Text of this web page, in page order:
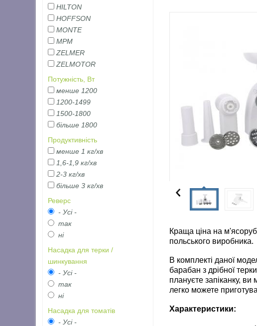
Краща ціна на
польського виробника.
В комплекті даної
барабан з дрібної
плануєте запіканку,
легко можете
Характеристики:
HILTON
HOFFSON
MONTE
MPM
ZELMER
ZELMOTOR
Потужність, Вт
менше 1200
1200-1499
1500-1800
більше 1800
Продуктивність
менше 1 кг/хв
1,6-1,9 кг/хв
2-3 кг/хв
більше 3 кг/хв
Реверс
- Усі -
так
ні
Насадка для терки /
шинкування
- Усі -
так
ні
Насадка для томатів
- Усі -